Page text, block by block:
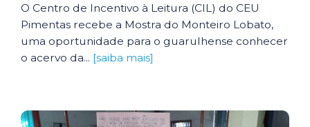
O Centro de Incentivo à Leitura (CIL) do CEU
Pimentas recebe a Mostra do Monteiro Lobato,
uma oportunidade para o guarulhense conhecer
o acervo da... [saiba mais]